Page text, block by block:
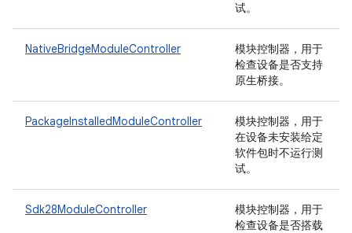
试。
NativeBridgeModuleController
模块控制器，用于
检查设备是否支持
原生桥接。
PackageInstalledModuleController
模块控制器，用于
在设备未安装给定
软件包时不运行测
试。
Sdk28ModuleController
模块控制器，用于
检查设备是否搭载